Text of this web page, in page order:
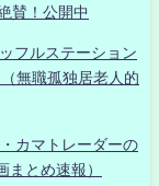
賛！公開中
フルステーション
無職孤独居老人的
カマトレーダーの
とめ速報）